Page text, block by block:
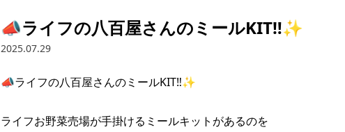
📣ライフの八百屋さんのミールKIT‼✨
2025.07.29
📣ライフの八百屋さんのミールKIT‼✨
ライフお野菜売場が手掛けるミールキットがあるのを